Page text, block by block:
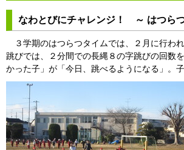
なわとびにチャレンジ！ ～ はつら
３学期のはつらつタイムでは、２月に行わ
跳びでは、２分間での長縄８の字跳びの回数
かった子」が「今日、跳べるようになる」。